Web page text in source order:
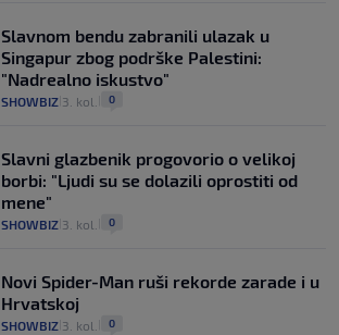
Slavnom bendu zabranili ulazak u
Singapur zbog podrške Palestini:
"Nadrealno iskustvo"
SHOWBIZ 3. kol. 0
Slavni glazbenik progovorio o velikoj
borbi: "Ljudi su se dolazili oprostiti od
mene"
SHOWBIZ 3. kol. 0
Novi Spider-Man ruši rekorde zarade i u
Hrvatskoj
SHOWBIZ 3. kol. 0